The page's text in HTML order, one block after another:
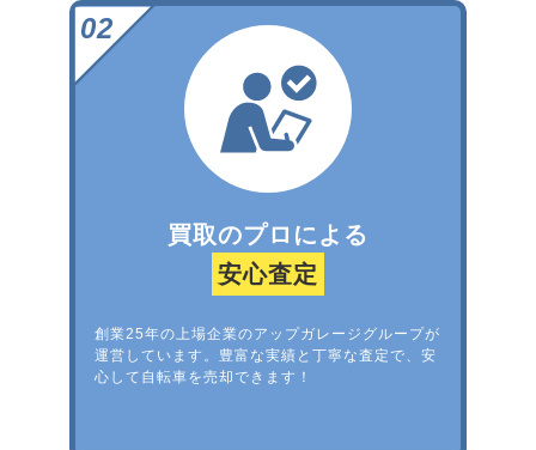
買取のプロによる
安心査定
創業25年の上場企業のアップガレージグループが
運営しています。豊富な実績と丁寧な査定で、安
心して自転車を売却できます！